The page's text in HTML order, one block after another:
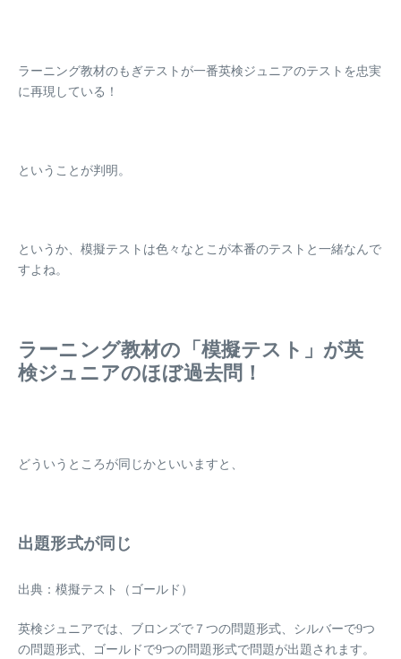
ラーニング教材のもぎテストが一番英検ジュニアのテストを忠実
に再現している！
ということが判明。
というか、模擬テストは色々なとこが本番のテストと一緒なんで
すよね。
ラーニング教材の「模擬テスト」が英
検ジュニアのほぼ過去問！
どういうところが同じかといいますと、
出題形式が同じ
出典：模擬テスト（ゴールド）
英検ジュニアでは、ブロンズで７つの問題形式、シルバーで9つ
の問題形式、ゴールドで9つの問題形式で問題が出題されます。